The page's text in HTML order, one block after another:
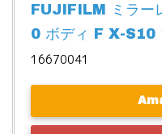
FUJIFILM ミラー
0 ボディ F X-S10
16670041